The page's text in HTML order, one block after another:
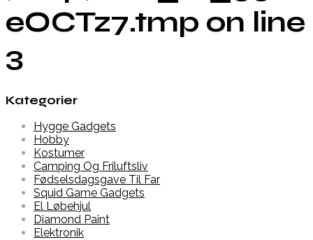
eOCTz7.tmp on line
3
Kategorier
Hygge Gadgets
Hobby
Kostumer
Camping Og Friluftsliv
Fødselsdagsgave Til Far
Squid Game Gadgets
El Løbehjul
Diamond Paint
Elektronik